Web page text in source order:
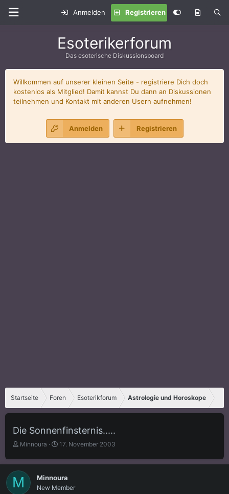
Anmelden Registrieren
Esoterikerforum
Das esoterische Diskussionsboard
Willkommen auf unserer kleinen Seite - registriere Dich doch
kostenlos als Mitglied! Damit kannst Du dann an Diskussionen
teilnehmen und Kontakt mit anderen Usern aufnehmen!
Anmelden Registrieren
Startseite Foren Esoterikforum Astrologie und Horoskope
Die Sonnenfinsternis.....
E
s
t
e
Minnoura
E
s
e
l
17. November 2003
M Minnoura
New Member